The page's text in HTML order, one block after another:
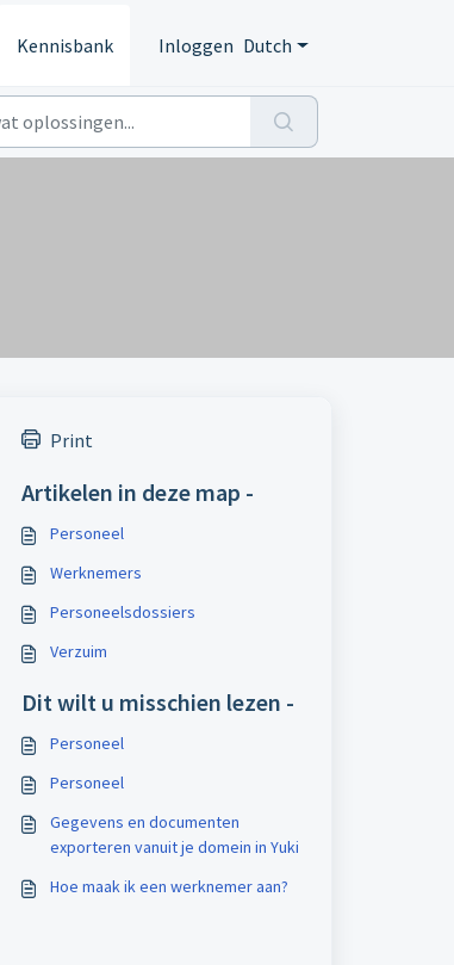
Kennisbank Inloggen Dutch
Print
Artikelen in deze map -
Personeel
Werknemers
Personeelsdossiers
Verzuim
Dit wilt u misschien lezen -
Personeel
Personeel
Gegevens en documenten
exporteren vanuit je domein in Yuki
Hoe maak ik een werknemer aan?